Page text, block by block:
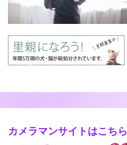
カメラマンサイトはこちら